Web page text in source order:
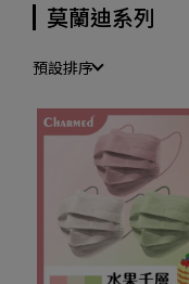
莫蘭迪系列
預設排序